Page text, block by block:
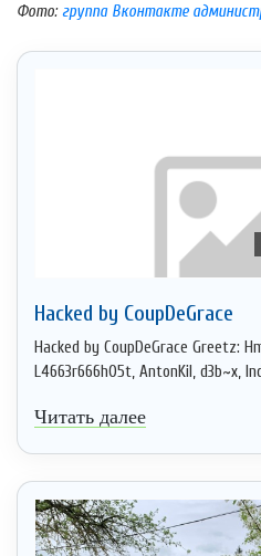
Фото:группа Вконтакте
Hacked by CoupDeGrace
Hacked by CoupDeGrace Greetz:
L4663r666h05t, AntonKil, d3b~x,
Читать далее